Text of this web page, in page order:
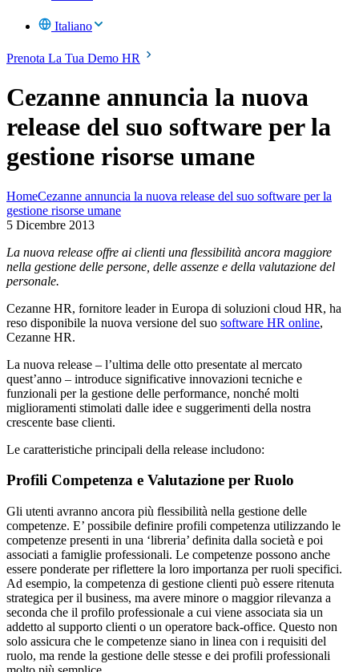
Italiano
Prenota La Tua Demo HR
Cezanne annuncia la nuova
release del suo software per la
gestione risorse umane
HomeCezanne annuncia la nuova release del suo software per la
gestione risorse umane
5 Dicembre 2013
La nuova release offre ai clienti una flessibilità ancora maggiore
nella gestione delle persone, delle assenze e della valutazione del
personale.
Cezanne HR, fornitore leader in Europa di soluzioni cloud HR, ha
reso disponibile la nuova versione del suo software HR online,
Cezanne HR.
La nuova release – l’ultima delle otto presentate al mercato
quest’anno – introduce significative innovazioni tecniche e
funzionali per la gestione delle performance, nonché molti
miglioramenti stimolati dalle idee e suggerimenti della nostra
crescente base clienti.
Le caratteristiche principali della release includono:
Profili Competenza e Valutazione per Ruolo
Gli utenti avranno ancora più flessibilità nella gestione delle
competenze. E’ possibile definire profili competenza utilizzando le
competenze presenti in una ‘libreria’ definita dalla società e poi
associati a famiglie professionali. Le competenze possono anche
essere ponderate per riflettere la loro importanza per ruoli specifici.
Ad esempio, la competenza di gestione clienti può essere ritenuta
strategica per il business, ma avere minore o maggior rilevanza a
seconda che il profilo professionale a cui viene associata sia un
addetto al supporto clienti o un operatore back-office. Questo non
solo assicura che le competenze siano in linea con i requisiti del
ruolo, ma rende la gestione delle stesse e dei profili professionali